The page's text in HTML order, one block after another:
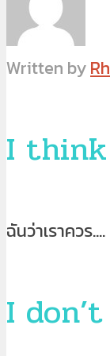
Written by
I think
ฉันว่าเราควร….
I